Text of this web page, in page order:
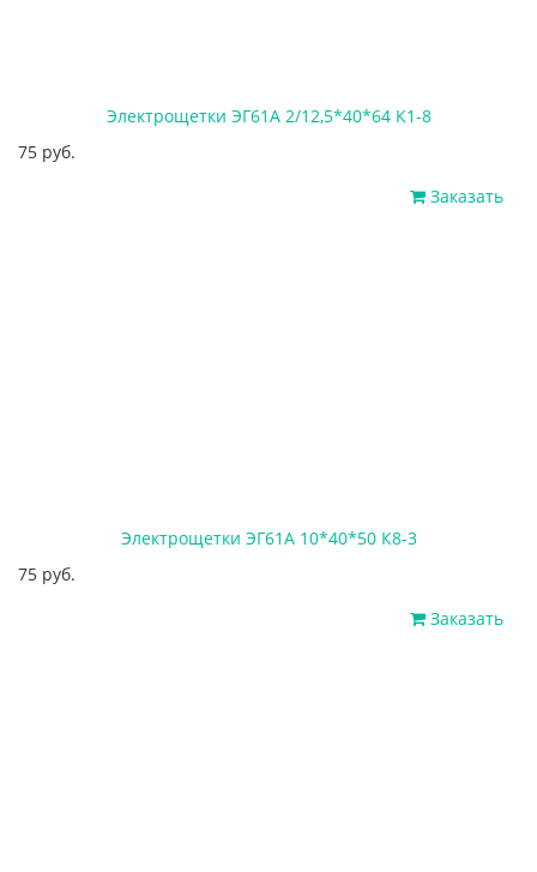
Электрощетки ЭГ61А 2/12,5*40*64 К1-8
75 руб.
Заказать
Электрощетки ЭГ61А 10*40*50 К8-3
75 руб.
Заказать